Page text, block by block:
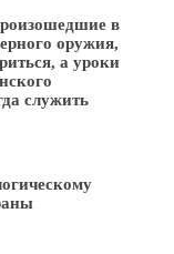
в
оружия,
а уроки
служить